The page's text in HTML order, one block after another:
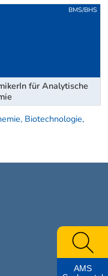
für Analytische
BMS/BHS
Biotechnologie,
AMS